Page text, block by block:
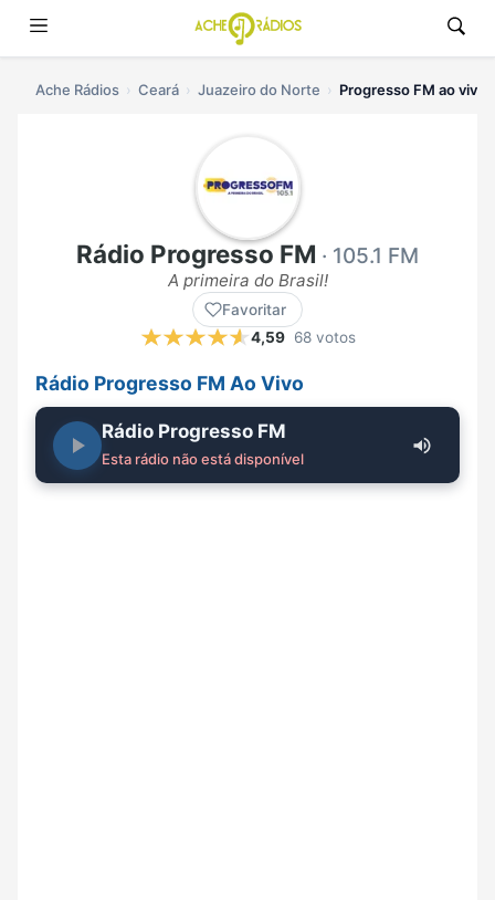
Ache Rádios Ceará Juazeiro do Norte Progresso FM ao vivo
Rádio Progresso FM · 105.1 FM
A primeira do Brasil!
Favoritar
4,59 68 votos
Rádio Progresso FM Ao Vivo
Rádio Progresso FM
Esta rádio não está disponível